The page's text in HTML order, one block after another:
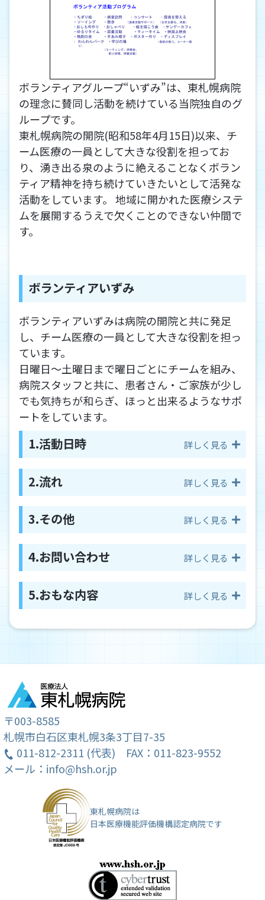
ボランティアグループ“いずみ”は、東札幌病院
の理念に賛同し活動を続けている当院独自のグ
ループです。
東札幌病院の開院(昭和58年4月15日)以来、チ
ーム医療の一員として大きな役割を担ってお
り、湧き出る泉のように絶えることなくボラン
ティア精神を持ち続けていきたいとして活発な
活動をしています。 地域に開かれた医療システ
ムを展開するうえで欠くことのできない仲間で
す。
ボランティアいずみ
ボランティアいずみは病院の開院と共に発足
し、チーム医療の一員として大きな役割を担っ
ています。
日曜日～土曜日まで曜日ごとにチームを組み、
病院スタッフと共に、患者さん・ご家族が少し
でも気持ちが和らぎ、ほっと出来るようなサポ
ートをしています。
1.活動日時 詳しく見る
日曜日～土曜日まで 週に1回(日曜日の活動は
月2回)
10時00分～16時00分
※頻度や時間のご都合が合わない場合はご相談
ください
2.流れ 詳しく見る
説明会→研修【ルールとマナー】→体験活動(4
回)→面接→メンバー登録
3.その他 詳しく見る
ボランティア保険と年に1回の健康診断は病院
負担
4.お問い合わせ 詳しく見る
ボランティアコーディネーター伊藤まで(随時募
集)
5.おもな内容 詳しく見る
お茶会の開催
映画会
園芸
ソーイング
ちぎり絵
絵を描こう会
院内設備
車いす整備 など
※興味のある活動に参加できます。
サンデーカフエ裏方の様子
屋上ガーデン 園芸活動
〒003-8585
札幌市白石区東札幌3条3丁目7-35
011-812-2311 (代表) FAX：011-823-9552
メール：info@hsh.or.jp
東札幌病院は
日本医療機能評価機構認定病院です